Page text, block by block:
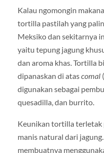
Kalau ngomongin
tortilla pastilah yang
Meksiko dan sekitarnya
yaitu tepung jagung
dan aroma khas. Tortilla
dipanaskan di atascomal
digunakan sebagai
quesadilla, dan burrito.
Keunikan tortilla terletak
manis natural dari
membuatnya